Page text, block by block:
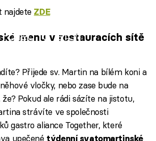
najdete ZDE
Failed to fetch
menu v restauracích sítě
Přijede sv. Martin na bílém koni a
vločky, nebo zase bude na
Pokud ale rádi sázíte na jistotu,
strávíte ve společnosti
gastro aliance Together, které
upečenétýdenní svatomartinské